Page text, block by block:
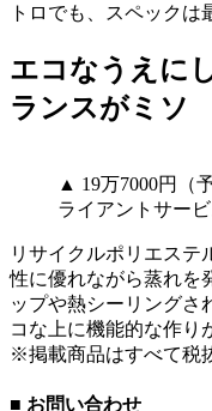
トロでも、スペックは
エコなうえに
ランスがミソ
▲ 19万7000円（
ライアントサービ
リサイクルポリエステ
性に優れながら蒸れを
ップや熱シーリングさ
コな上に機能的な作り
※掲載商品はすべて税
■ お問い合わせ